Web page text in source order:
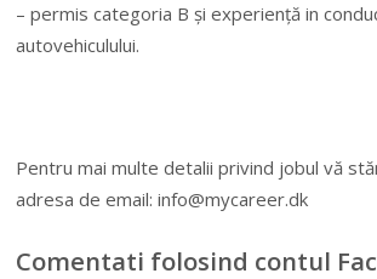
– permis categoria B și experiență in
autovehiculului.
Pentru mai multe detalii privind jobul vă
adresa de email:info@mycareer.dk
Comentati folosind contul